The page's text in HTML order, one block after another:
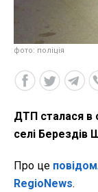
фото: поліція
ДТП сталася в
селі Берездів
Про це
RegioNews.